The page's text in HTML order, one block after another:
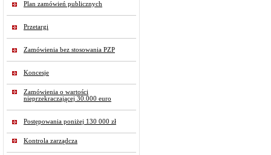
Plan zamówień publicznych
Przetargi
Zamówienia bez stosowania PZP
Koncesje
Zamówienia o wartości
nieprzekraczającej 30.000 euro
Postępowania poniżej 130 000 zł
Kontrola zarządcza